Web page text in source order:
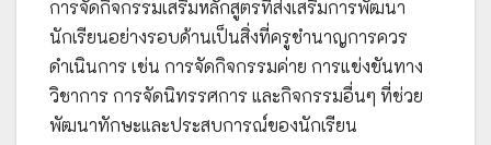
การจัดกิจกรรมเสริมหลักสูตรที่ส่งเสริมการพัฒนา
นักเรียนอย่างรอบด้านเป็นสิ่งที่ครูชำนาญการควร
ดำเนินการ เช่น การจัดกิจกรรมค่าย การแข่งขันทาง
วิชาการ การจัดนิทรรศการ และกิจกรรมอื่นๆ ที่ช่วย
พัฒนาทักษะและประสบการณ์ของนักเรียน